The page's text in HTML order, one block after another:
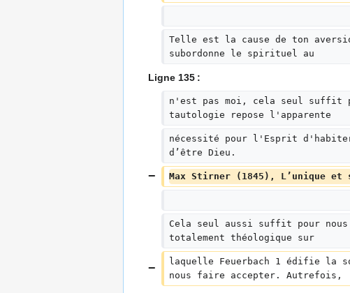
Telle est la cause de ton
subordonne le spirituel au
Ligne 135 :
n'est pas moi, cela seul suffit
tautologie repose l'apparente
nécessité pour l'Esprit
d’être Dieu.
Max Stirner (1845), L’unique et
Cela seul aussi suffit pour
totalement théologique sur
laquelle Feuerbach 1 édifie la
nous faire accepter. Autrefois,